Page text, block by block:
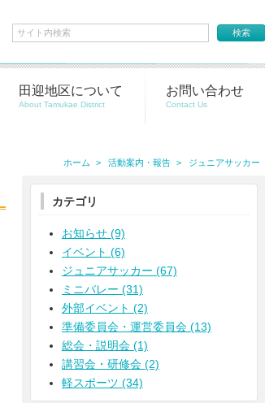
田迎地区について お問い合わせ
ホーム 活動案内・報告 ジュニアサッカー
カテゴリ
お知らせ (9)
イベント (6)
ジュニアサッカー (67)
ミニバレー (31)
外部イベント (2)
準備委員会・運営委員会 (13)
総会・説明会 (1)
講習会・研修会 (2)
軽スポーツ (34)